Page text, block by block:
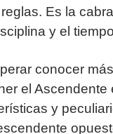
Es la
y el
conocer
el
y